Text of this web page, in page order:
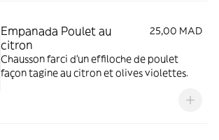
Empanada Poulet au
citron
25,00 MAD
Chausson farci d'un effiloche de poulet
façon tagine au citron et olives violettes.